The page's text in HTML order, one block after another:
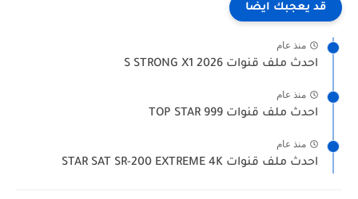
قد يعجبك ايضا
منذ عام
احدث ملف قنوات S STRONG X1 2026
منذ عام
احدث ملف قنوات TOP STAR 999
منذ عام
احدث ملف قنوات STAR SAT SR-200 EXTREME 4K‏